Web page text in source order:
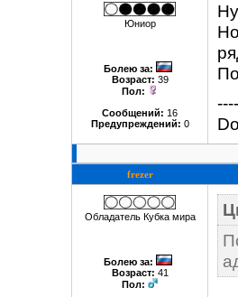
Юниор
Болею за:
Возраст: 39
Пол:
Сообщений: 16
Предупреждений: 0
frezer
Обладатель Кубка мира
Болею за:
Возраст: 41
Пол: